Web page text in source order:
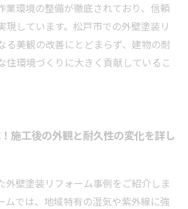
業環境の整備が徹底されており、信頼
現しています。松戸市での外壁塗装リ
る美観の改善にとどまらず、建物の耐
住環境づくりに大きく貢献しているこ
施工後の外観と耐久性の変化を詳し
外壁塗装リフォーム事例をご紹介しま
ムでは、地域特有の湿気や紫外線に強